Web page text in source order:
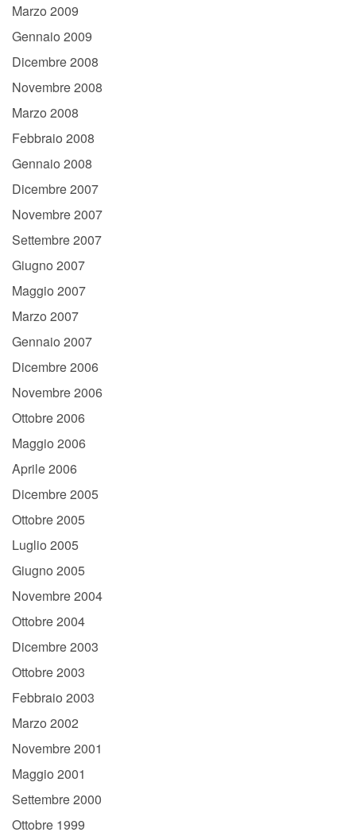
Marzo 2009
Gennaio 2009
Dicembre 2008
Novembre 2008
Marzo 2008
Febbraio 2008
Gennaio 2008
Dicembre 2007
Novembre 2007
Settembre 2007
Giugno 2007
Maggio 2007
Marzo 2007
Gennaio 2007
Dicembre 2006
Novembre 2006
Ottobre 2006
Maggio 2006
Aprile 2006
Dicembre 2005
Ottobre 2005
Luglio 2005
Giugno 2005
Novembre 2004
Ottobre 2004
Dicembre 2003
Ottobre 2003
Febbraio 2003
Marzo 2002
Novembre 2001
Maggio 2001
Settembre 2000
Ottobre 1999